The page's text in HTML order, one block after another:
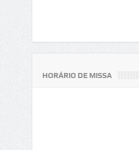
HORÁRIO DE MISSA